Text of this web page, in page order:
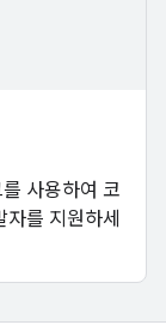
사용하여 코
를 지원하세